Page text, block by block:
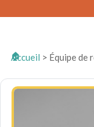
Accueil > Équipe de